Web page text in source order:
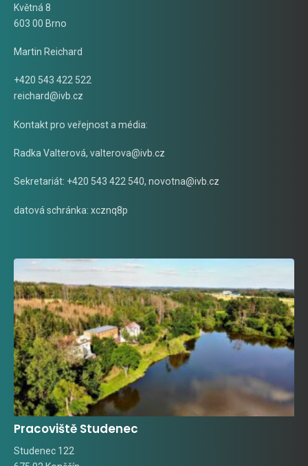
Květná 8
603 00 Brno
Martin Reichard
+420 543 422 522
reichard@ivb.cz
Kontakt pro veřejnost a média:
Radka Valterová, valterova@ivb.cz
Sekretariát: +420 543 422 540, novotna@ivb.cz
datová schránka: xcznq8p
Pracoviště Studenec
Studenec 122